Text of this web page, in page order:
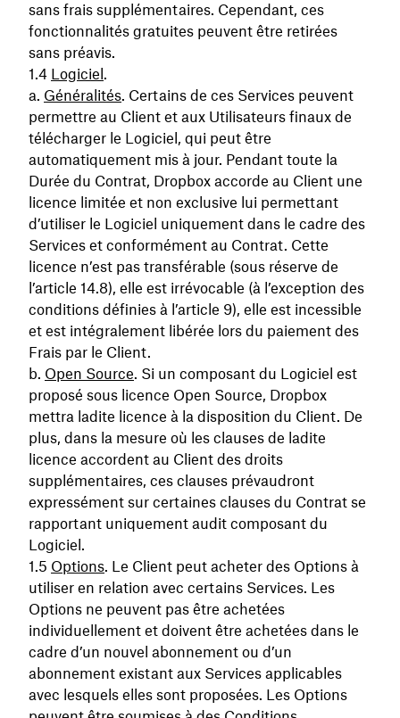
sans frais supplémentaires. Cependant, ces
fonctionnalités gratuites peuvent être retirées
sans préavis.
Logiciel .
Généralités. Certains de ces Services peuvent
permettre au Client et aux Utilisateurs finaux de
télécharger le Logiciel, qui peut être
automatiquement mis à jour. Pendant toute la
Durée du Contrat, Dropbox accorde au Client une
licence limitée et non exclusive lui permettant
d’utiliser le Logiciel uniquement dans le cadre des
Services et conformément au Contrat. Cette
licence n’est pas transférable (sous réserve de
l’article 14.8), elle est irrévocable (à l’exception des
conditions définies à l’article 9), elle est incessible
et est intégralement libérée lors du paiement des
Frais par le Client.
Open Source. Si un composant du Logiciel est
proposé sous licence Open Source, Dropbox
mettra ladite licence à la disposition du Client. De
plus, dans la mesure où les clauses de ladite
licence accordent au Client des droits
supplémentaires, ces clauses prévaudront
expressément sur certaines clauses du Contrat se
rapportant uniquement audit composant du
Logiciel.
Options. Le Client peut acheter des Options à
utiliser en relation avec certains Services. Les
Options ne peuvent pas être achetées
individuellement et doivent être achetées dans le
cadre d’un nouvel abonnement ou d’un
abonnement existant aux Services applicables
avec lesquels elles sont proposées. Les Options